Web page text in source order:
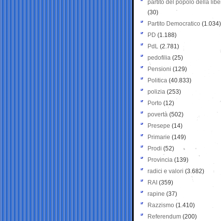
partito del popolo della
(30)
Partito Democratico (1.034)
PD (1.188)
PdL (2.781)
pedofilia (25)
Pensioni (129)
Politica (40.833)
polizia (253)
Porto (12)
povertà (502)
Presepe (14)
Primarie (149)
Prodi (52)
Provincia (139)
radici e valori (3.682)
RAI (359)
rapine (37)
Razzismo (1.410)
Referendum (200)